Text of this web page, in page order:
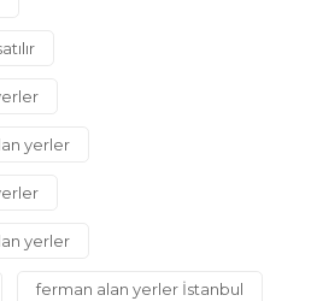
yerler
yerler
ferman alan yerler İstanbul